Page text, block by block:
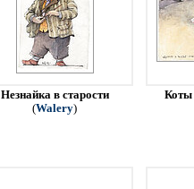
Незнайка в старости
(Walery)
Коты